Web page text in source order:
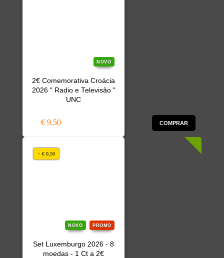
NOVO
2€ Comemorativa Croácia
2026 " Radio e Televisão "
UNC
€ 9,50 COMPRAR
NOVO PROMO
Set Luxemburgo 2026 - 8
moedas - 1 Ct a 2€
− € 0,50